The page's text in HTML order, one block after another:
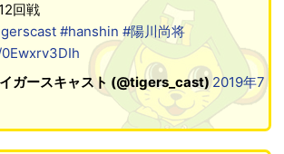
回戦
#hanshin #陽川尚将
ガースキャスト (@tigers_cast) 2019年7